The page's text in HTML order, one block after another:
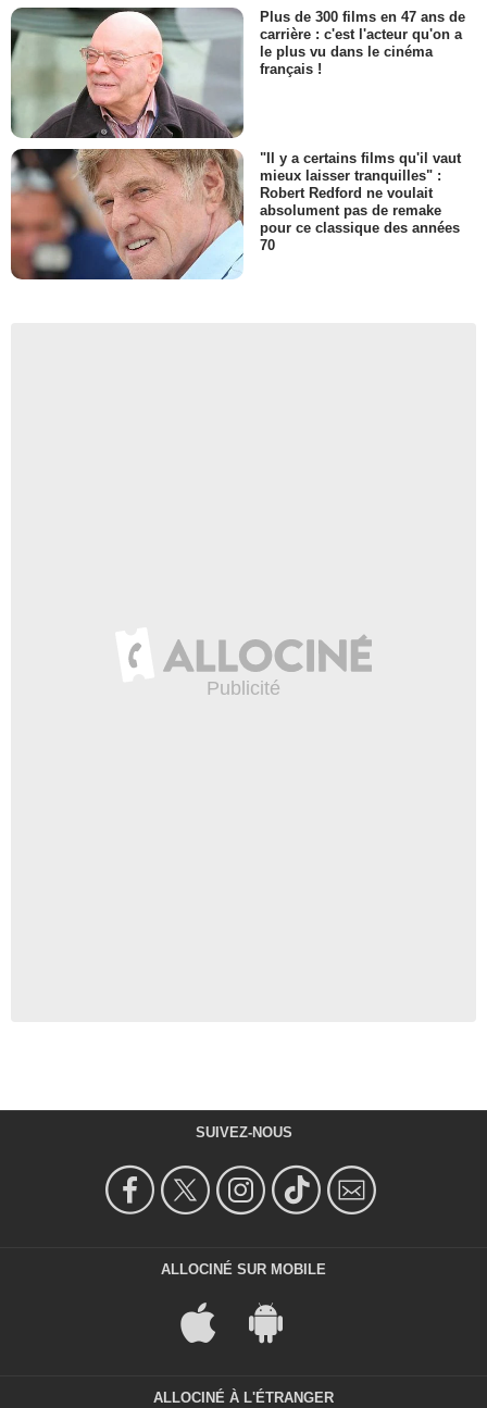
Plus de 300 films en 47 ans de
carrière : c'est l'acteur qu'on a
le plus vu dans le cinéma
français !
"Il y a certains films qu'il vaut
mieux laisser tranquilles" :
Robert Redford ne voulait
absolument pas de remake
pour ce classique des années
70
SUIVEZ-NOUS
ALLOCINÉ SUR MOBILE
ALLOCINÉ À L'ÉTRANGER